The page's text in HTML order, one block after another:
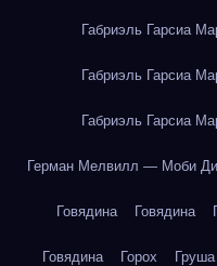
Габриэль Гарсиа
Габриэль Гарсиа
Габриэль Гарсиа
Герман Мелвилл — Моби
Говядина Говядина
Говядина Горох Груша